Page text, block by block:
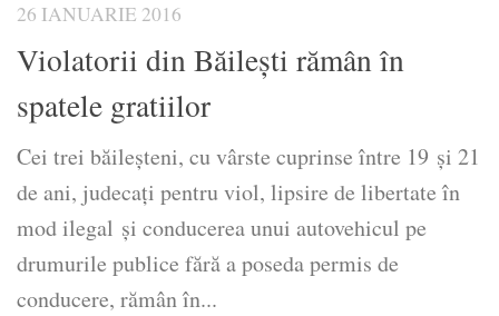
26 IANUARIE 2016
Violatorii din Băileşti rămân în
spatele gratiilor
Cei trei băileșteni, cu vârste cuprinse între 19 şi 21
de ani, judecaţi pentru viol, lipsire de libertate în
mod ilegal şi conducerea unui autovehicul pe
drumurile publice fără a poseda permis de
conducere, rămân în...